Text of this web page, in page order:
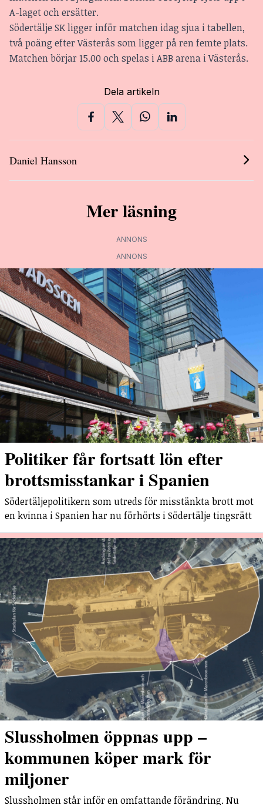
A-laget och ersätter.
Södertälje SK ligger inför matchen idag sjua i tabellen,
två poäng efter Västerås som ligger på ren femte plats.
Matchen börjar 15.00 och spelas i ABB arena i Västerås.
Dela artikeln
Daniel Hansson
Mer läsning
ANNONS
ANNONS
Politiker får fortsatt lön efter
brottsmisstankar i Spanien
Södertäljepolitikern som utreds för misstänkta brott mot
en kvinna i Spanien har nu förhörts i Södertälje tingsrätt
Slussholmen öppnas upp –
kommunen köper mark för
miljoner
Slussholmen står inför en omfattande förändring. Nu